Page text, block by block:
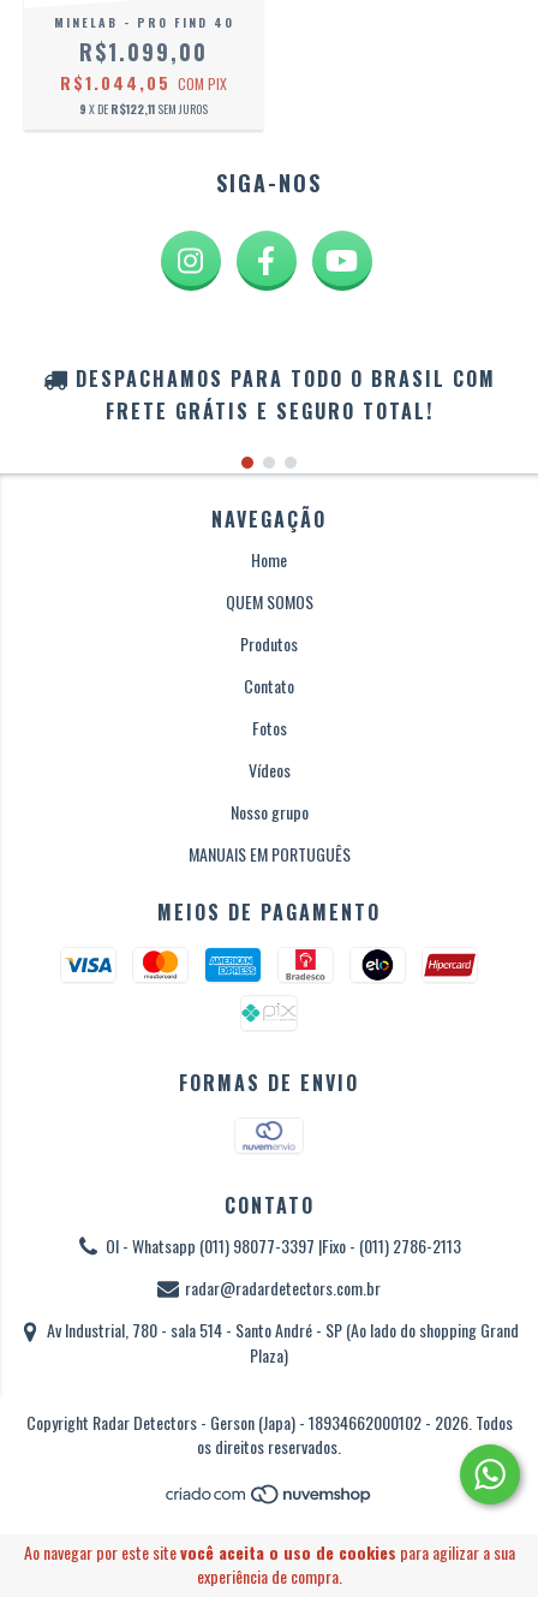
Ao navegar por este sitevocê aceita o uso de cookies para agilizar a sua
experiência de compra.
MINELAB - PRO FIND 40
R$1.099,00
R$1.044,05 COM PIX
9 X DE R$122,11 SEM JUROS
SIGA-NOS
DESPACHAMOS PARA TODO O BRASIL COM
FRETE GRÁTIS E SEGURO TOTAL!
NAVEGAÇÃO
Home
QUEM SOMOS
Produtos
Contato
Fotos
Vídeos
Nosso grupo
MANUAIS EM PORTUGUÊS
MEIOS DE PAGAMENTO
FORMAS DE ENVIO
CONTATO
OI - Whatsapp (011) 98077-3397 |Fixo - (011) 2786-2113
radar@radardetectors.com.br
Av Industrial, 780 - sala 514 - Santo André - SP (Ao lado do shopping Grand
Plaza)
Copyright Radar Detectors - Gerson (Japa) - 18934662000102 - 2026. Todos
os direitos reservados.